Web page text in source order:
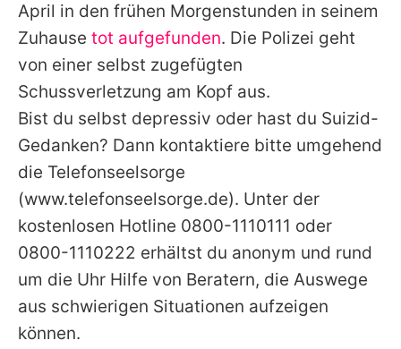
April in den frühen Morgenstunden in seinem
Zuhause tot aufgefunden. Die Polizei geht
von einer selbst zugefügten
Schussverletzung am Kopf aus.
Bist du selbst depressiv oder hast du Suizid-
Gedanken? Dann kontaktiere bitte umgehend
die Telefonseelsorge
(www.telefonseelsorge.de). Unter der
kostenlosen Hotline 0800-1110111 oder
0800-1110222 erhältst du anonym und rund
um die Uhr Hilfe von Beratern, die Auswege
aus schwierigen Situationen aufzeigen
können.